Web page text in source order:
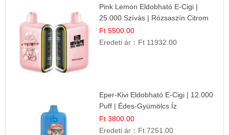
Pink Lemon Eldobható E-Cigi |
25.000 Szívás | Rózsaszín Citrom
Íz
Ft 5500.00
Eredeti ár： Ft 11932.00
Eper-Kivi Eldobható E-Cigi | 12.000
Puff | Édes-Gyümölcs Íz
Ft 3800.00
Eredeti ár： Ft 7251.00